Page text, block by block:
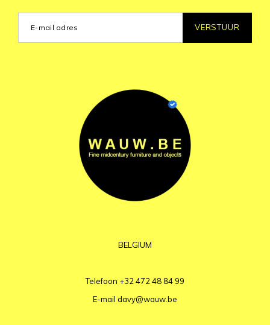
VERSTUUR
BELGIUM
Telefoon +32 472 48 84 99
E-mail davy@wauw.be